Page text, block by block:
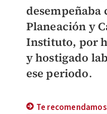
desempeñaba
Planeación y
Instituto, por
y hostigado
ese periodo.
Te recomendamos